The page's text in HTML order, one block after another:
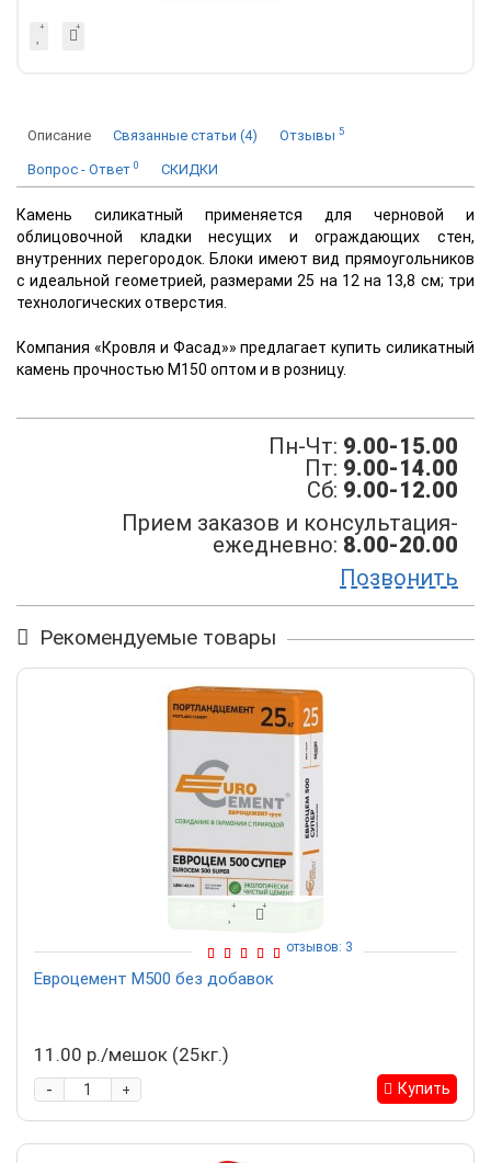
Описание Связанные статьи (4) Отзывы 5
Вопрос - Ответ 0 СКИДКИ
Камень силикатный применяется для черновой и
облицовочной кладки несущих и ограждающих стен,
внутренних перегородок. Блоки имеют вид прямоугольников
с идеальной геометрией, размерами 25 на 12 на 13,8 см; три
технологических отверстия.
Компания «Кровля и Фасад»» предлагает купить силикатный
камень прочностью М150 оптом и в розницу.
Пн-Чт: 9.00-15.00
Пт: 9.00-14.00
Сб: 9.00-12.00
Прием заказов и консультация-
ежедневно: 8.00-20.00
Позвонить
Рекомендуемые товары
Евроцемент М500 без добавок
отзывов: 3
11.00 р./мешок (25кг.)
+
- Купить